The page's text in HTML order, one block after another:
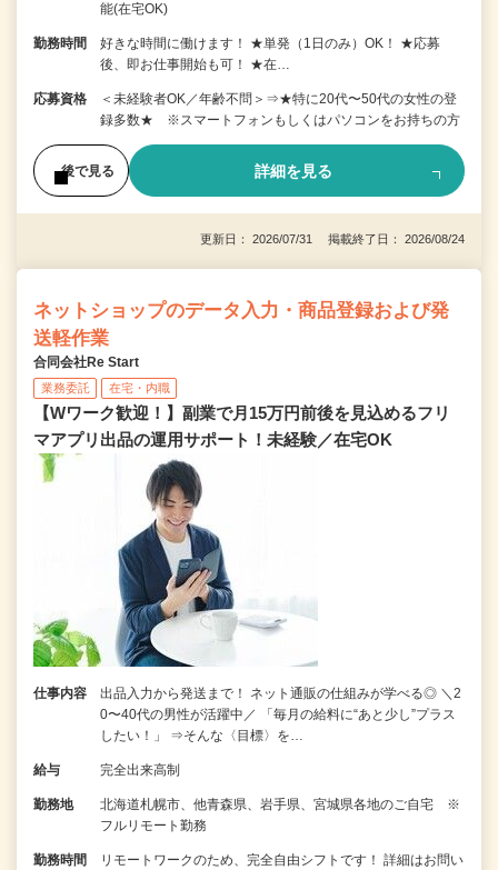
能(在宅OK)
勤務時間
好きな時間に働けます！ ★単発（1日のみ）OK！ ★応募
後、即お仕事開始も可！ ★在…
応募資格
＜未経験者OK／年齢不問＞⇒★特に20代〜50代の女性の登
録多数★ ※スマートフォンもしくはパソコンをお持ちの方
後で見る 詳細を見る
更新日： 2026/07/31 掲載終了日： 2026/08/24
ネットショップのデータ入力・商品登録および発
送軽作業
合同会社Re Start
業務委託 在宅・内職
【Wワーク歓迎！】副業で月15万円前後を見込めるフリ
マアプリ出品の運用サポート！未経験／在宅OK
仕事内容
出品入力から発送まで！ ネット通販の仕組みが学べる◎ ＼2
0〜40代の男性が活躍中／ 「毎月の給料に“あと少し”プラス
したい！」 ⇒そんな〈目標〉を…
給与 完全出来高制
勤務地
北海道札幌市、他青森県、岩手県、宮城県各地のご自宅 ※
フルリモート勤務
勤務時間
リモートワークのため、完全自由シフトです！ 詳細はお問い